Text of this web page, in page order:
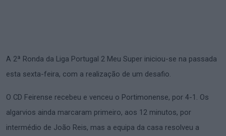
A 2ª Ronda da Liga Portugal 2 Meu Super iniciou-se na passada
esta sexta-feira, com a realização de um desafio.
O CD Feirense recebeu e venceu o Portimonense, por 4-1. Os
algarvios ainda marcaram primeiro, aos 12 minutos, por
intermédio de João Reis, mas a equipa da casa resolveu a